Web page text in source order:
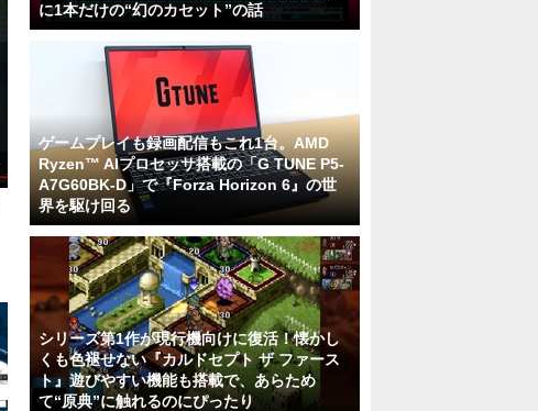
に1本だけの“幻のカセット”の話
ゲームプレイも録画配信もこれ1台。AMD
Ryzen™ AIプロセッサ搭載の「G TUNE P5-
A7G60BK-D」で『Forza Horizon 6』の世
界を駆け回る
シリーズ第1作が現行機向けに復活！懐かし
くも色褪せない『カルドセプト ザ ファース
ト』遊びやすい機能も搭載で、あらため
て“原典”に触れるのにぴったり